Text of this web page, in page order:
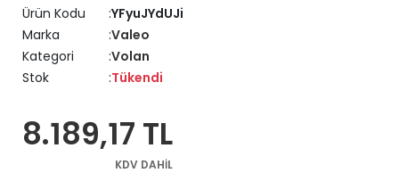
Ürün Kodu
YFyuJYdUJi
Marka
Valeo
Kategori
Volan
Stok
Tükendi
8.189,17 TL
KDV DAHİL